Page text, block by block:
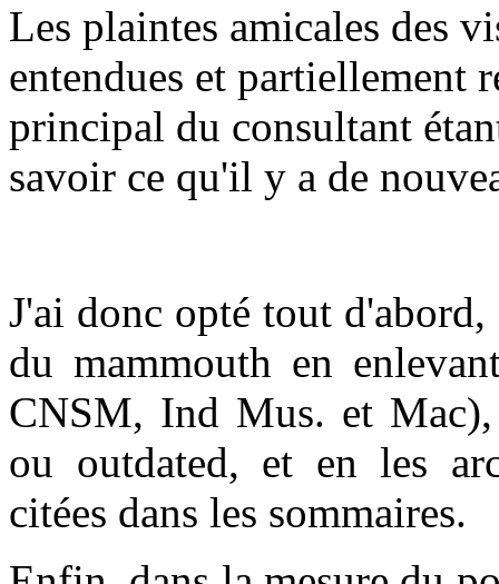
Les plaintes amicales des
entendues et partiellement
principal du consultant
savoir ce qu'il y a de
J'ai donc opté tout
du mammouth en
CNSM, Ind Mus. et
ou outdated, et en les
citées dans les sommaires.